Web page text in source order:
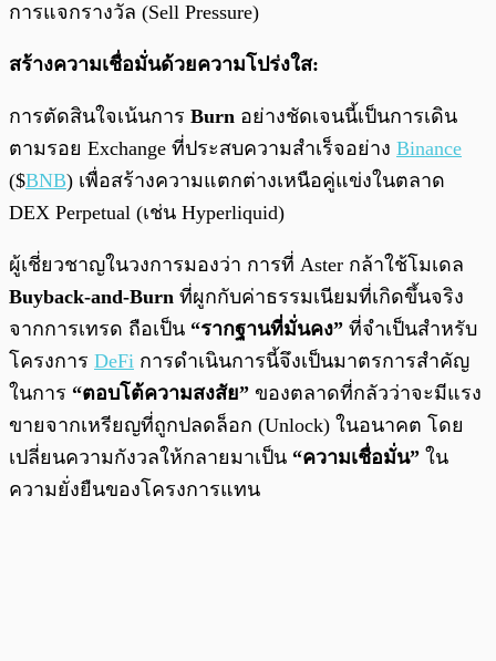
การแจกรางวัล (Sell Pressure)
สร้างความเชื่อมั่นด้วยความโปร่งใส:
การตัดสินใจเน้นการ Burn อย่างชัดเจนนี้เป็นการเดิน
ตามรอย Exchange ที่ประสบความสำเร็จอย่าง Binance
($BNB) เพื่อสร้างความแตกต่างเหนือคู่แข่งในตลาด
DEX Perpetual (เช่น Hyperliquid)
ผู้เชี่ยวชาญในวงการมองว่า การที่ Aster กล้าใช้โมเดล
Buyback-and-Burn ที่ผูกกับค่าธรรมเนียมที่เกิดขึ้นจริง
จากการเทรด ถือเป็น “รากฐานที่มั่นคง” ที่จำเป็นสำหรับ
โครงการ DeFi การดำเนินการนี้จึงเป็นมาตรการสำคัญ
ในการ “ตอบโต้ความสงสัย” ของตลาดที่กลัวว่าจะมีแรง
ขายจากเหรียญที่ถูกปลดล็อก (Unlock) ในอนาคต โดย
เปลี่ยนความกังวลให้กลายมาเป็น “ความเชื่อมั่น” ใน
ความยั่งยืนของโครงการแทน